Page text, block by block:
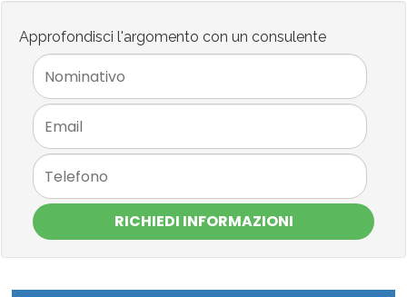
Approfondisci l'argomento con un consulente
RICHIEDI INFORMAZIONI